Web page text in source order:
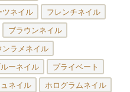
ツネイル フレンチネイル
ブラウンネイル
ンラメネイル
ーネイル プライベート
ネイル ホログラムネイル